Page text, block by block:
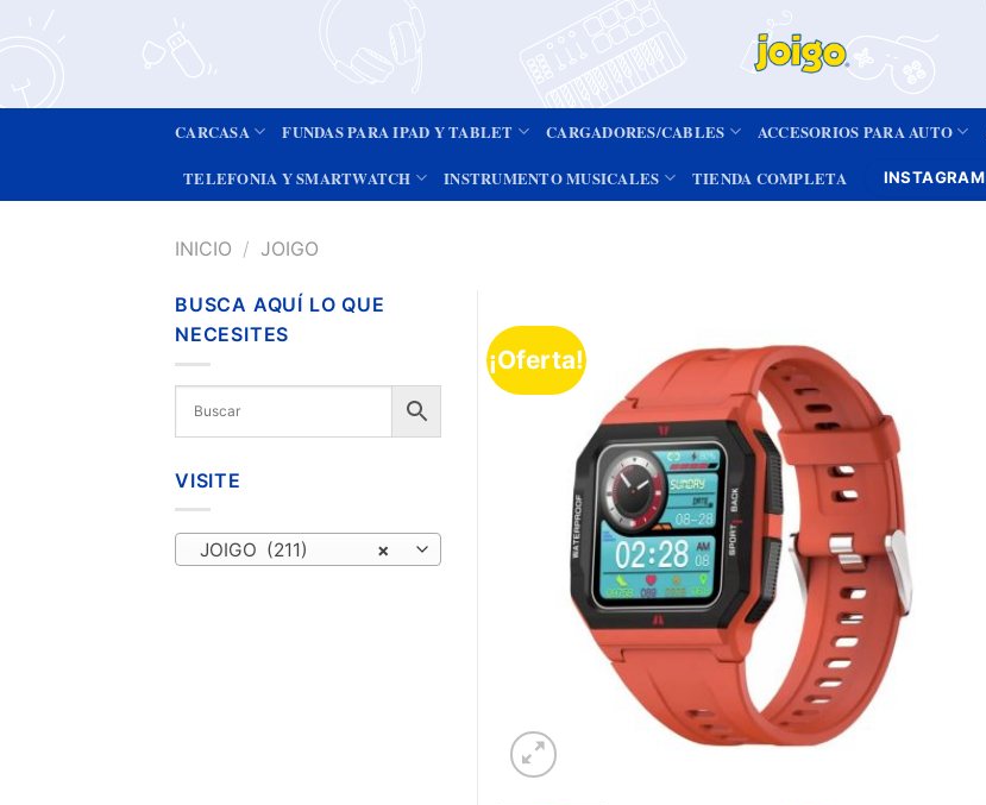
CARCASA FUNDAS PARA IPAD Y TABLET CARGADORES/CABLES ACCESORIOS PARA AUTO
TELEFONIA Y SMARTWATCH INSTRUMENTO MUSICALES TIENDA COMPLETA INSTAGRAM
INICIO / JOIGO
¡Oferta!
BUSCA AQUÍ LO QUE
NECESITES
VISITE
×
JOIGO (211)